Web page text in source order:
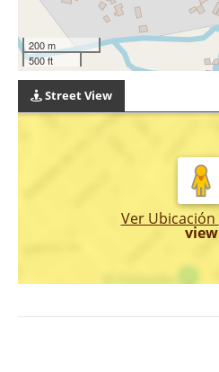
200 m
500 ft
Street View
Ver Ubicación
view